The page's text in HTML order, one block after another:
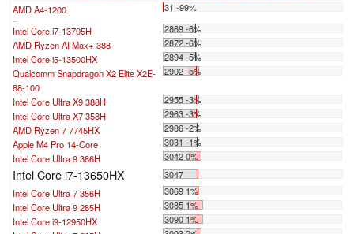
AMD A4-1200 31 -99%
...
Intel Core i7-13705H
2869 -6%
AMD Ryzen AI Max+ 388
2872 -6%
Intel Core i5-13500HX
2894 -5%
Qualcomm Snapdragon X2 Elite X2E-
88-100
2902 -5%
Intel Core Ultra X9 388H
2955 -3%
Intel Core Ultra X7 358H
2963 -3%
AMD Ryzen 7 7745HX
2986 -2%
Apple M4 Pro 14-Core
3031 -1%
Intel Core Ultra 9 386H
3042 0%
Intel Core i7-13650HX
3047
Intel Core Ultra 7 356H
3069 1%
Intel Core Ultra 9 285H
3085 1%
Intel Core i9-12950HX
3090 1%